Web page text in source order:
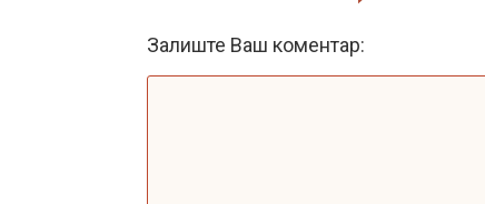
Залиште Ваш коментар: